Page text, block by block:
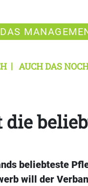
AUCH DAS
beliebteste
will der